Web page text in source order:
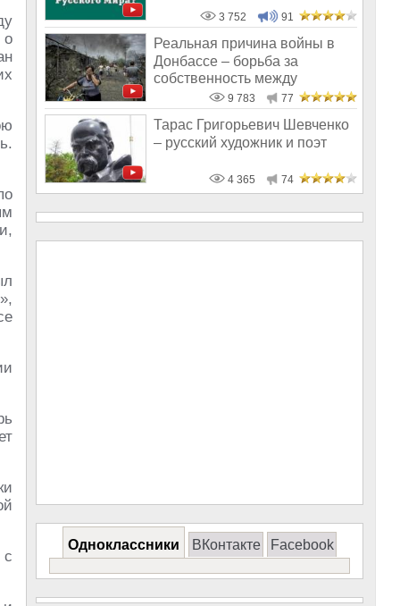
о
3 752 91
Реальная причина войны в
Донбассе – борьба за
собственность между
олигархами9 783 77
Тарас Григорьевич Шевченко
– русский художник и поэт
4 365 74
Одноклассники ВКонтакте Facebook